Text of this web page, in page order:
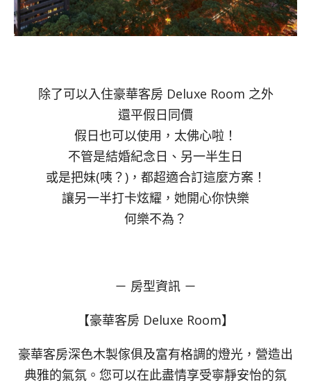
除了可以入住豪華客房 Deluxe Room 之外
還平假日同價
假日也可以使用，太佛心啦！
不管是結婚紀念日、另一半生日
或是把妹(咦？)，都超適合訂這麼方案！
讓另一半打卡炫耀，她開心你快樂
何樂不為？
－ 房型資訊 －
【豪華客房 Deluxe Room】
豪華客房深色木製傢俱及富有格調的燈光，營造出
典雅的氣氛。您可以在此盡情享受寧靜安怡的氛